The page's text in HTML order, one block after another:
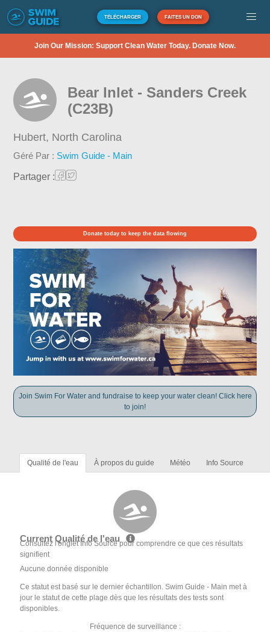
TÉLÉCHARGER FAITES UN DON
Join Our Mission: Support Clean Water Today. Donate Now.
Bear Inlet - Sanders Creek
(C23B)
Hubert, North Carolina
Géré Par : Swim Guide - Main
Partager :
Donate today to keep the data flowing
Join Swim For Water and fundraise to keep your water clean! Click here
to join!
Qualité de l'eau À propos du guide Météo Info Source
Current Qualité de l'eau
Consultez l'onglet Info Source pour comprendre ce que ces résultats
signifient
Aucune donnée disponible
Ce statut est basé sur le dernier échantillon. Swim Guide - Main met à
jour le statut de cette plage dès que les résultats des tests sont
disponibles.
Fréquence de surveillance :